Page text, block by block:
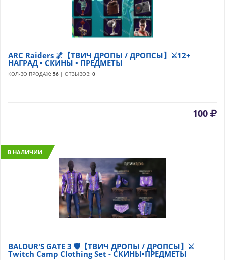
ARC Raiders 🌌【ТВИЧ ДРОПЫ / ДРОПСЫ】⚔️12+
НАГРАД • СКИНЫ • ПРЕДМЕТЫ
КОЛ-ВО ПРОДАЖ: 56 | ОТЗЫВОВ: 0
100
В НАЛИЧИИ
BALDUR'S GATE 3 🛡️【ТВИЧ ДРОПЫ / ДРОПСЫ】⚔️
Twitch Camp Clothing Set - СКИНЫ•ПРЕДМЕТЫ